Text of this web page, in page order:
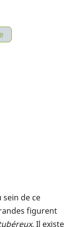
de ce
figurent
. Il existe